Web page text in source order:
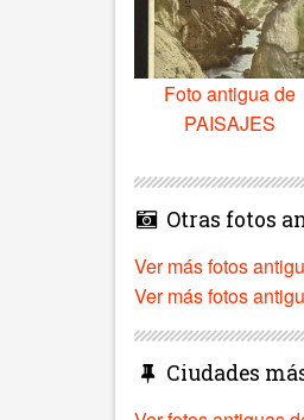
Foto antigua de
PAISAJES
Otras fotos
Ver más fotos
Ver más fotos
Ciudades